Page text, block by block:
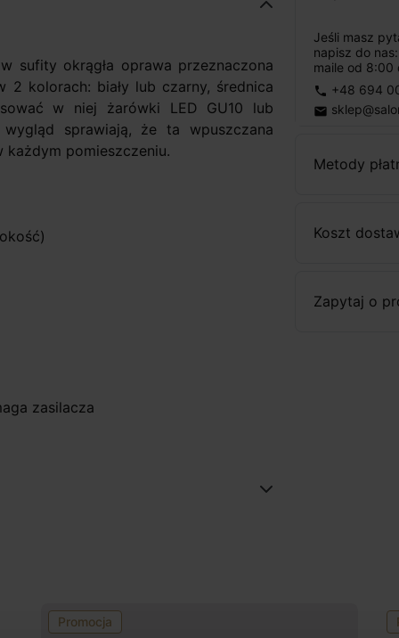
Jeśli masz
napisz do
maile od 8:00
phone +48 694
email
Metody
Koszt
Zapytaj o
sufity okrągła oprawa przeznaczona
kolorach: biały lub czarny, średnica
w niej żarówki LED GU10 lub
sprawiają, że ta wpuszczana
pomieszczeniu.
zasilacza
Promocja